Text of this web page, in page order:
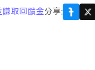
取回饋金分享: